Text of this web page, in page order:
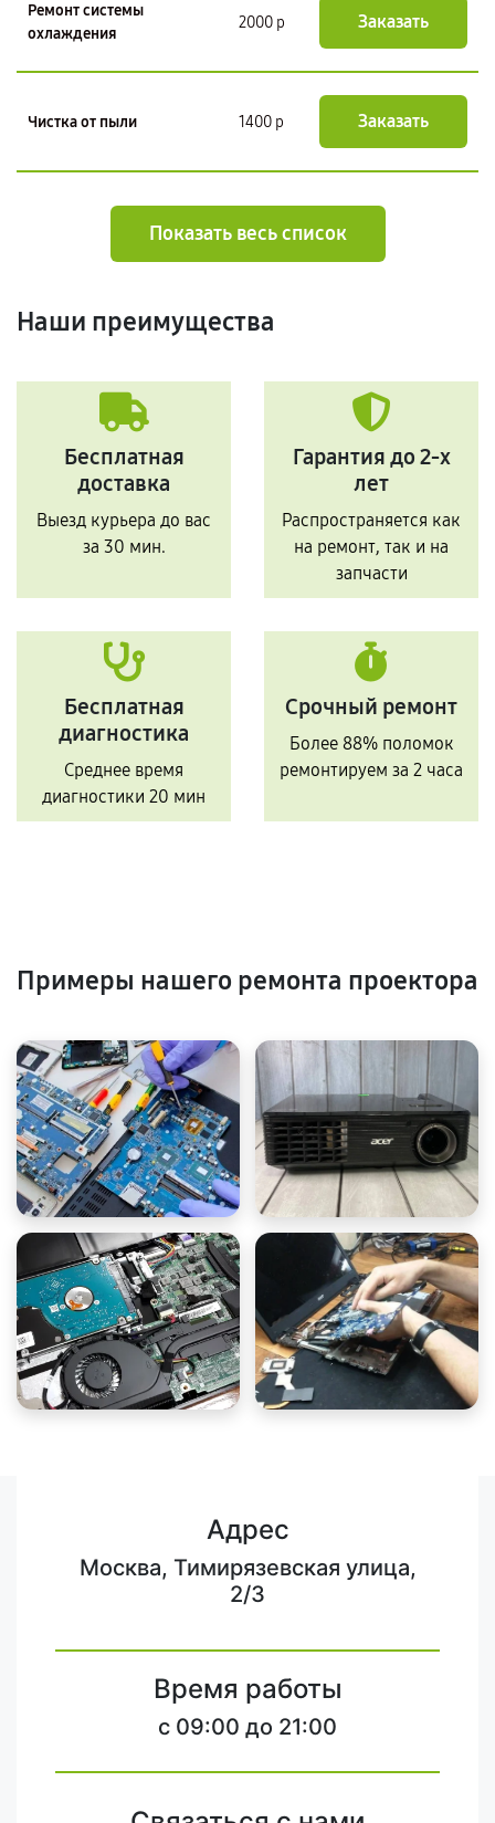
Ремонт системы
охлаждения
2000 р Заказать
Чистка от пыли 1400 р Заказать
Показать весь список
Наши преимущества
Бесплатная
доставка
Выезд курьера до вас
за 30 мин.
Гарантия до 2-х
лет
Распространяется как
на ремонт, так и на
запчасти
Бесплатная
диагностика
Среднее время
диагностики 20 мин
Срочный ремонт
Более 88% поломок
ремонтируем за 2 часа
Примеры нашего ремонта проектора
Адрес
Москва, Тимирязевская улица,
2/3
Время работы
c 09:00 до 21:00